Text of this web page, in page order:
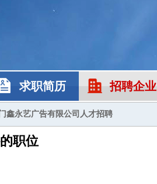
求职简历 招聘企业
鑫永艺广告有限公司人才招聘
职位